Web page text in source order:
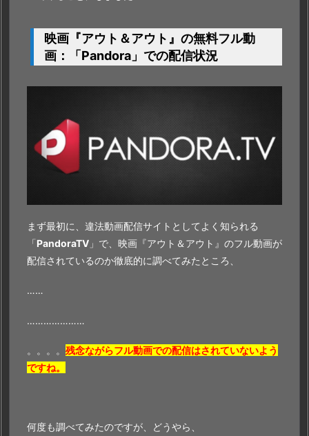
映画『アウト＆アウト』の無料フル動
画：「Pandora」での配信状況
まず最初に、違法動画配信サイトとしてよく知られる
「PandoraTV 」で、映画『アウト＆アウト』のフル動画が
配信されているのか徹底的に調べてみたところ、
……
…………………
。。。。 残念ながらフル動画での配信はされていないよう
ですね。
何度も調べてみたのですが、どうやら、